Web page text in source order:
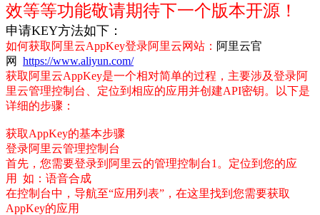
效等等功能敬请期待下一个版本开源！
申请KEY方法如下：
如何获取阿里云AppKey登录阿里云网站： 阿里云官
网 https://www.aliyun.com/
获取阿里云AppKey是一个相对简单的过程，主要涉及登录阿
里云管理控制台、定位到相应的应用并创建API密钥。以下是
详细的步骤：
获取AppKey的基本步骤
登录阿里云管理控制台
首先，您需要登录到阿里云的管理控制台1。定位到您的应
用 如：语音合成
在控制台中，导航至“应用列表”，在这里找到您需要获取
AppKey的应用